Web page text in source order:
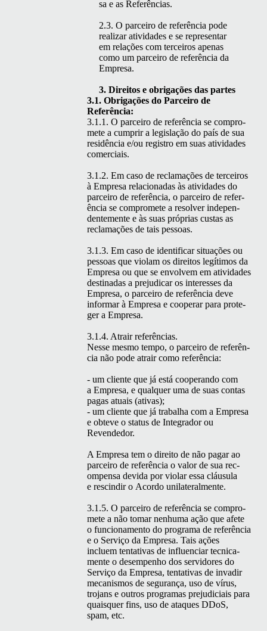
sa e as Referências.
2.3. O par­ceiro de refer­ên­cia pode
realizar ativi­dades e se rep­re­sen­tar
em relações com ter­ceiros ape­nas
como um par­ceiro de refer­ên­cia da
Empresa.
3. Dire­itos e obri­gações das partes
3.1. Obri­gações do Par­ceiro de
Referência:
3.1.1. O par­ceiro de refer­ên­cia se com­pro­
m­ete a cumprir a leg­is­lação do país de sua
residên­cia e/ou reg­istro em suas ativi­dades
comerciais.
3.1.2. Em caso de recla­mações de ter­ceiros
à Empre­sa rela­cionadas às ativi­dades do
par­ceiro de refer­ên­cia, o par­ceiro de refer­
ên­cia se com­pro­m­ete a resolver inde­pen­
den­te­mente e às suas próprias cus­tas as
recla­mações de tais pessoas.
3.1.3. Em caso de iden­ti­ficar situ­ações ou
pes­soas que vio­lam os dire­itos legí­ti­mos da
Empre­sa ou que se envolvem em ativi­dades
des­ti­nadas a prej­u­dicar os inter­ess­es da
Empre­sa, o par­ceiro de refer­ên­cia deve
infor­mar à Empre­sa e coop­er­ar para pro­te­
ger a Empresa.
3.1.4. Atrair refer­ên­cias.
Nesse mes­mo tem­po, o par­ceiro de refer­ên­
cia não pode atrair como referência:
- um cliente que já está cooperan­do com
a Empre­sa, e qual­quer uma de suas con­tas
pagas atu­ais (ati­vas);
- um cliente que já tra­bal­ha com a Empre­sa
e obteve o sta­tus de Inte­grador ou
Revendedor.
A Empre­sa tem o dire­ito de não pagar ao
par­ceiro de refer­ên­cia o val­or de sua rec­
om­pen­sa dev­i­da por vio­lar essa cláusu­la
e rescindir o Acor­do uni­lat­eral­mente.
3.1.5. O par­ceiro de refer­ên­cia se com­pro­
m­ete a não tomar nen­hu­ma ação que afete
o fun­ciona­men­to do pro­gra­ma de refer­ên­cia
e o Serviço da Empre­sa. Tais ações
incluem ten­ta­ti­vas de influ­en­ciar tec­ni­ca­
mente o desem­pen­ho dos servi­dores do
Serviço da Empre­sa, ten­ta­ti­vas de invadir
mecan­is­mos de segu­rança, uso de vírus,
tro­jans e out­ros pro­gra­mas prej­u­di­ci­ais para
quais­quer fins, uso de ataques DDoS,
spam, etc.